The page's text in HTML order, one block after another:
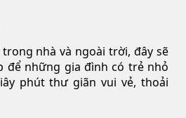
nhà và ngoài trời, đây sẽ
để những gia đình có trẻ nhỏ
phút thư giãn vui vẻ, thoải